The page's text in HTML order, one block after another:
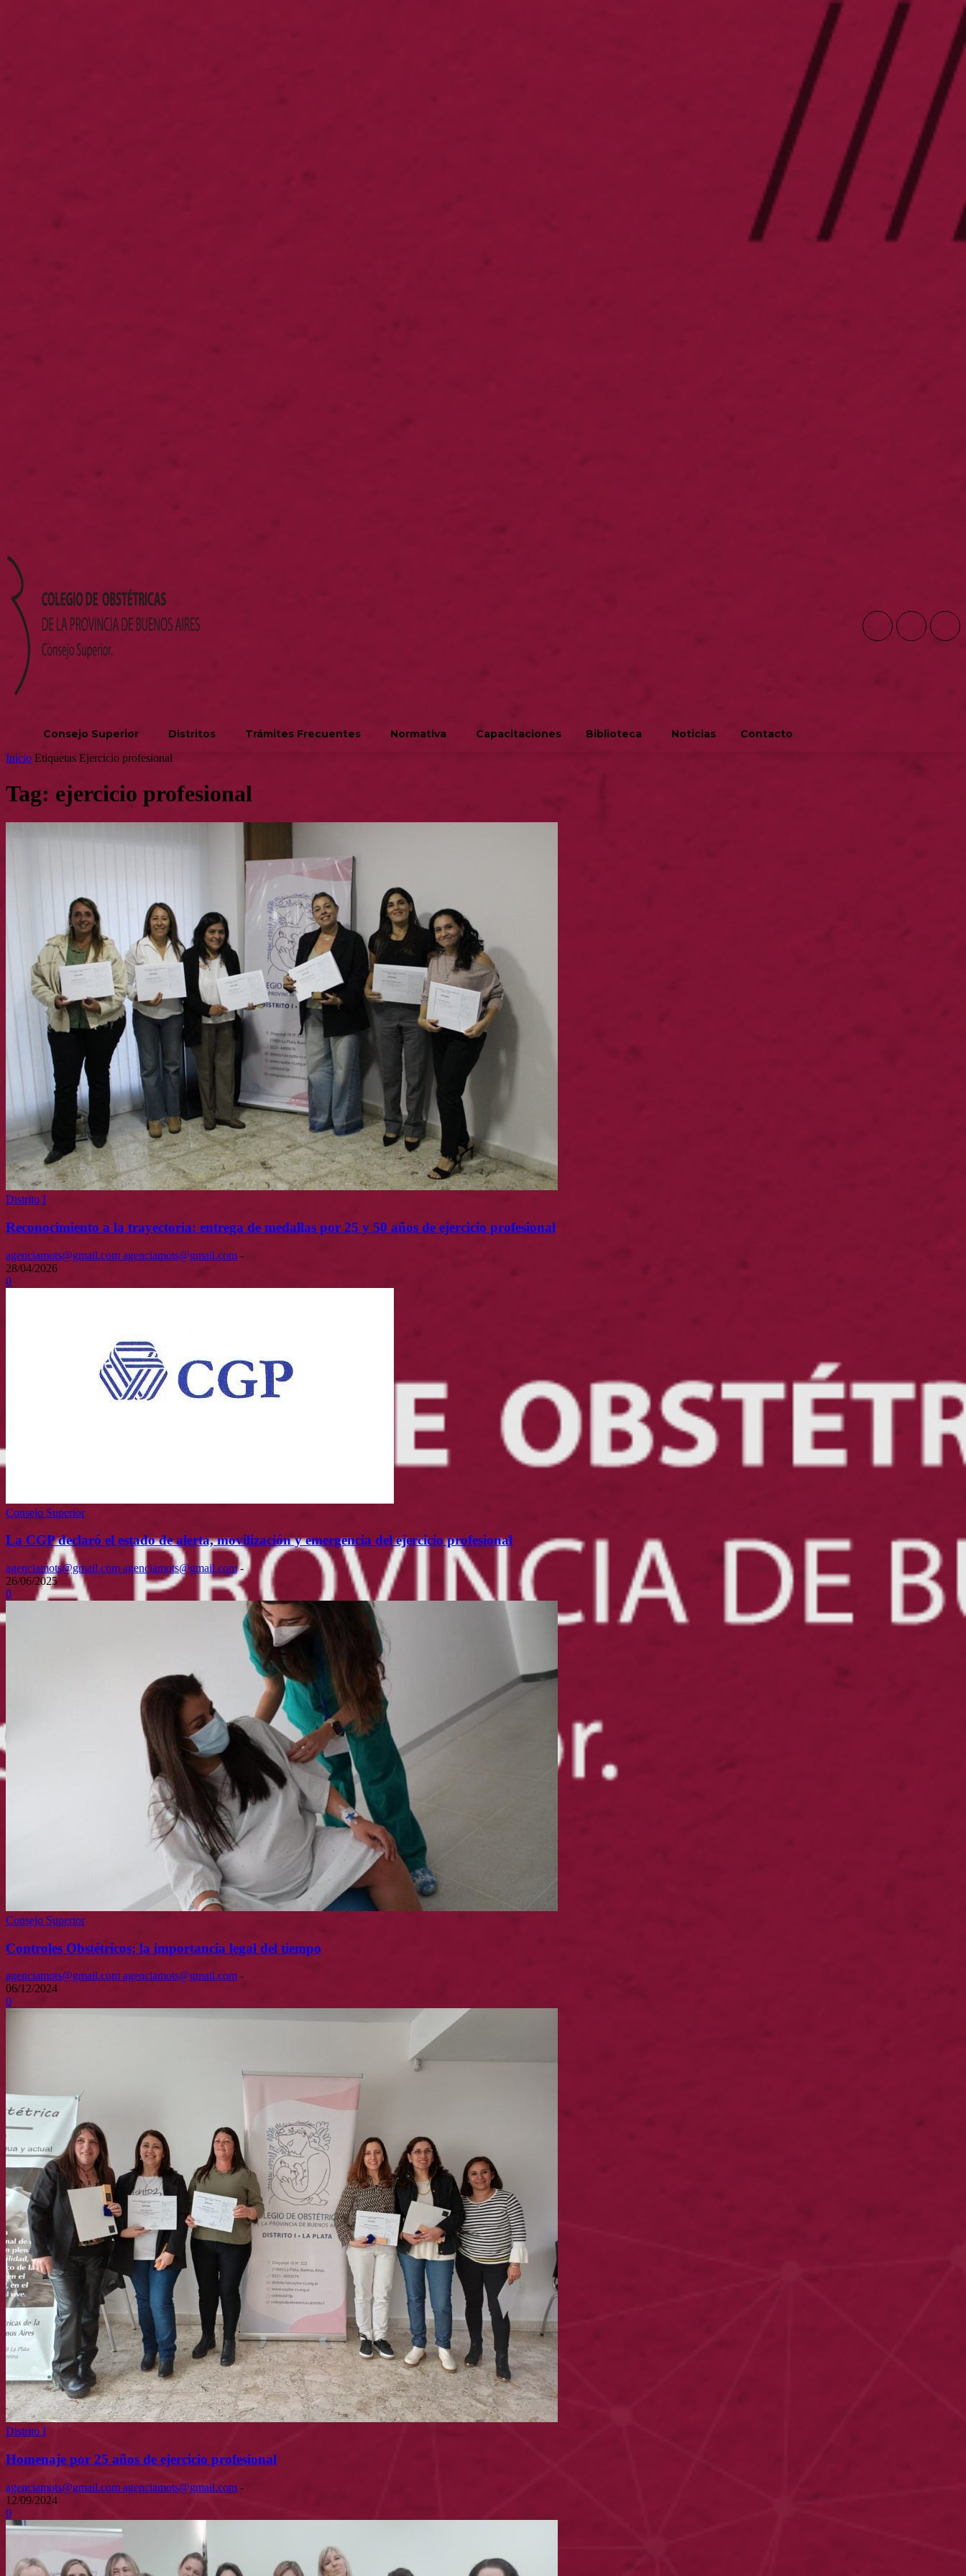
Consejo Superior Distritos Trámites Frecuentes Normativa Capacitaciones Biblioteca Noticias Contacto
Inicio Etiquetas Ejercicio profesional
Tag: ejercicio profesional
Distrito I
Reconocimiento a la trayectoria: entrega de medallas por 25 y 50 años de ejercicio profesional
agenciamots@gmail.com agenciamots@gmail.com -
28/04/2026
0
Consejo Superior
La CGP declaró el estado de alerta, movilización y emergencia del ejercicio profesional
agenciamots@gmail.com agenciamots@gmail.com -
26/06/2025
0
Consejo Superior
Controles Obstétricos: la importancia legal del tiempo
agenciamots@gmail.com agenciamots@gmail.com -
06/12/2024
0
Distrito I
Homenaje por 25 años de ejercicio profesional
agenciamots@gmail.com agenciamots@gmail.com -
12/09/2024
0